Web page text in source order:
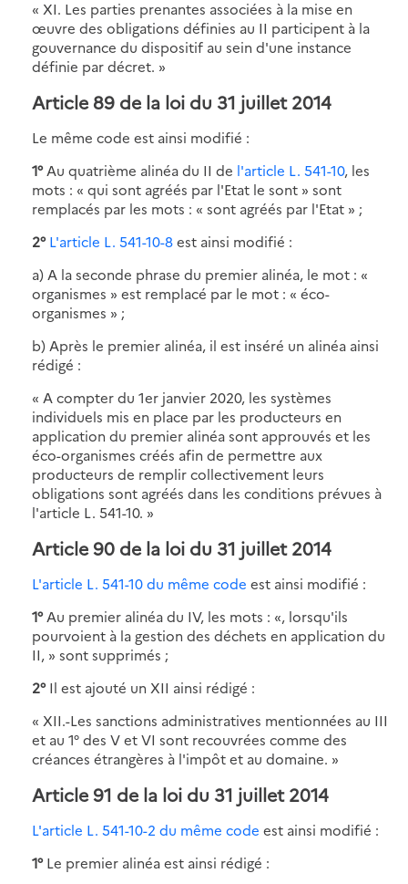
« XI. Les parties prenantes associées à la mise en
œuvre des obligations définies au II participent à la
gouvernance du dispositif au sein d'une instance
définie par décret. »
Article 89 de la loi du 31 juillet 2014
Le même code est ainsi modifié :
1°Au quatrième alinéa du II de l'article L. 541-10, les
mots : « qui sont agréés par l'Etat le sont » sont
remplacés par les mots : « sont agréés par l'Etat » ;
2°L'article L. 541-10-8est ainsi modifié :
a) A la seconde phrase du premier alinéa, le mot : «
organismes » est remplacé par le mot : « éco-
organismes » ;
b) Après le premier alinéa, il est inséré un alinéa ainsi
rédigé :
« A compter du 1er janvier 2020, les systèmes
individuels mis en place par les producteurs en
application du premier alinéa sont approuvés et les
éco-organismes créés afin de permettre aux
producteurs de remplir collectivement leurs
obligations sont agréés dans les conditions prévues à
l'article L. 541-10. »
Article 90 de la loi du 31 juillet 2014
L'article L. 541-10 du même code est ainsi modifié :
1°Au premier alinéa du IV, les mots : «, lorsqu'ils
pourvoient à la gestion des déchets en application du
II, » sont supprimés ;
2°Il est ajouté un XII ainsi rédigé :
« XII.-Les sanctions administratives mentionnées au III
et au 1° des V et VI sont recouvrées comme des
créances étrangères à l'impôt et au domaine. »
Article 91 de la loi du 31 juillet 2014
L'article L. 541-10-2 du même code est ainsi modifié :
1°Le premier alinéa est ainsi rédigé :